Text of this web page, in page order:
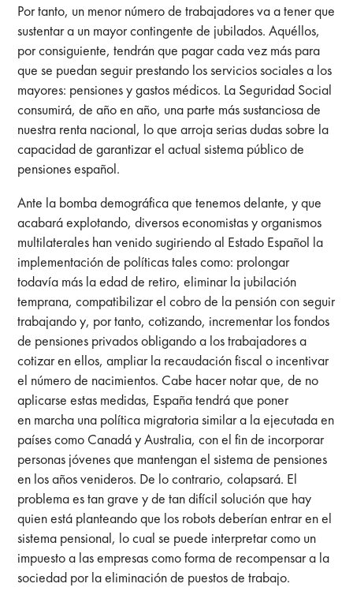
Por tanto, un menor número de trabajadores va a tener que
sustentar a un mayor contingente de jubilados. Aquéllos,
por consiguiente, tendrán que pagar cada vez más para
que se puedan seguir prestando los servicios sociales a los
mayores: pensiones y gastos médicos. La Seguridad Social
consumirá, de año en año, una parte más sustanciosa de
nuestra renta nacional, lo que arroja serias dudas sobre la
capacidad de garantizar el actual sistema público de
pensiones español.
Ante la bomba demográfica que tenemos delante, y que
acabará explotando, diversos economistas y organismos
multilaterales han venido sugiriendo al Estado Español la
implementación de políticas tales como: prolongar
todavía más la edad de retiro, eliminar la jubilación
temprana, compatibilizar el cobro de la pensión con seguir
trabajando y, por tanto, cotizando, incrementar los fondos
de pensiones privados obligando a los trabajadores a
cotizar en ellos, ampliar la recaudación fiscal o incentivar
el número de nacimientos. Cabe hacer notar que, de no
aplicarse estas medidas, España tendrá que poner
en marcha una política migratoria similar a la ejecutada en
países como Canadá y Australia, con el fin de incorporar
personas jóvenes que mantengan el sistema de pensiones
en los años venideros. De lo contrario, colapsará. El
problema es tan grave y de tan difícil solución que hay
quien está planteando que los robots deberían entrar en el
sistema pensional, lo cual se puede interpretar como un
impuesto a las empresas como forma de recompensar a la
sociedad por la eliminación de puestos de trabajo.